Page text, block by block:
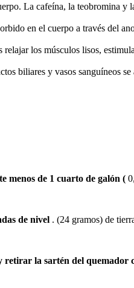
La cafeína, la teobromina y
en el cuerpo a través del
relajar los músculos lisos,
biliares y vasos sanguíneos se
menos de 1 cuarto de galón (
de nivel . (24 gramos) de
retirar la sartén del quemador